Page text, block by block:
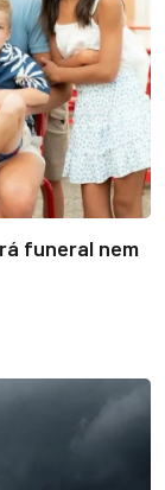
funeral nem